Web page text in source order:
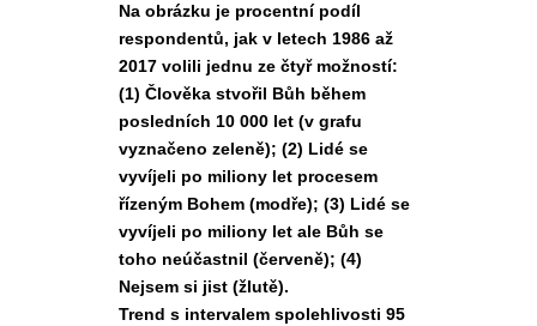
Na obrázku je procentní podíl
respondentů, jak v letech 1986 až
2017 volili jednu ze čtyř možností:
(1) Člověka stvořil Bůh během
posledních 10 000 let (v grafu
vyznačeno zeleně); (2) Lidé se
vyvíjeli po miliony let procesem
řízeným Bohem (modře); (3) Lidé se
vyvíjeli po miliony let ale Bůh se
toho neúčastnil (červeně); (4)
Nejsem si jist (žlutě).
Trend s intervalem spolehlivosti 95